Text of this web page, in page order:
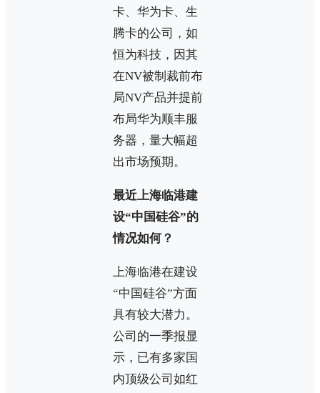
卡、华为卡、生
腾卡的公司，如
恒为科技，因其
在NV被制裁前布
局NV产品并提前
布局华为顺丰服
务器，量大幅超
出市场预期。
最近上海临港建
设“中国硅谷”的
情况如何？
上海临港在建设
“中国硅谷”方面
具有较大潜力。
公司的一季报显
示，已有多家国
内顶级公司如红